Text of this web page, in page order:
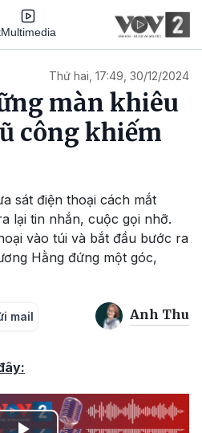
Multimedia
Thứ hai, 17:49, 30/12/2024
màn khiêu
công khiếm
sát điện thoại cách mắt
lại tin nhắn, cuộc gọi nhỡ.
vào túi và bắt đầu bước ra
Hằng đứng một góc,
mail Anh Thu